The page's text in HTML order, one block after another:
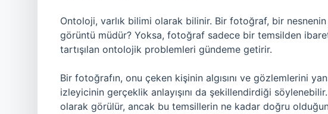
Ontoloji, varlık bilimi olarak bilinir. Bir fotoğraf, bir
görüntü müdür? Yoksa, fotoğraf sadece bir temsilden
tartışılan ontolojik problemleri gündeme getirir.
Bir fotoğrafın, onu çeken kişinin algısını ve gözlemlerini
izleyicinin gerçeklik anlayışını da şekillendirdiği
olarak görülür, ancak bu temsillerin ne kadar doğru